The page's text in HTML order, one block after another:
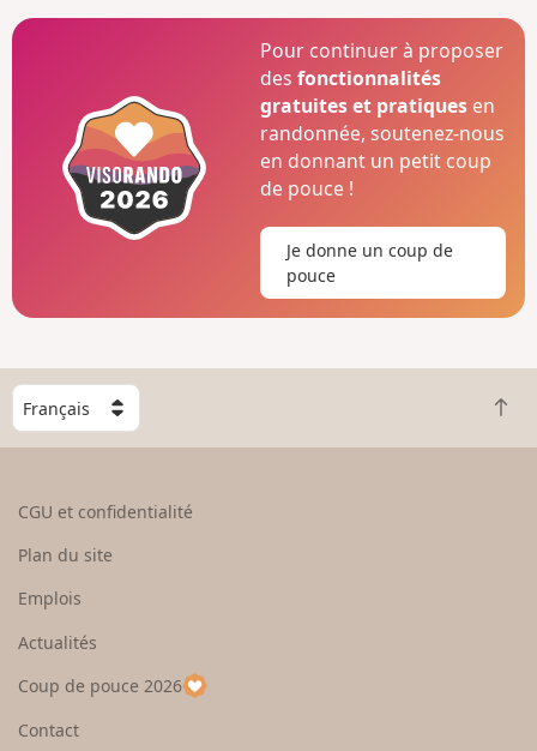
Pour continuer à proposer
desfonctionnalités
gratuites et pratiques en
randonnée, soutenez-nous
en donnant un petit coup
de pouce !
Je donne un coup de
pouce
C
h
o
e
u
p
a
R
e
CGU et confidentialité
Plan du site
Emplois
Actualités
Coup de pouce 2026
Contact